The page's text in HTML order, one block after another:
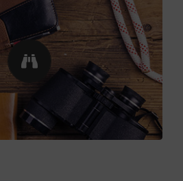
extras
d’intérêt, vous pouvez aussi
: des jumelles, un livre sur la
un appareil photo, un carnet
votre bonne humeur et